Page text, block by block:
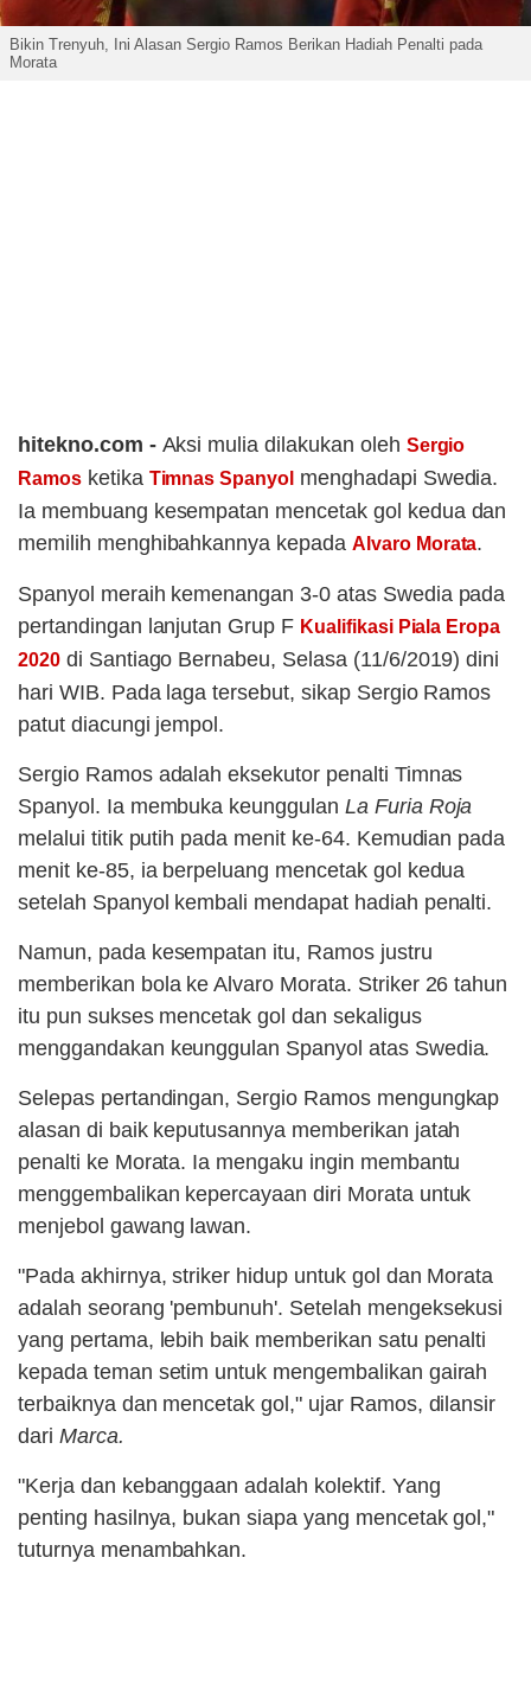
Bikin Trenyuh, Ini Alasan Sergio Ramos Berikan Hadiah Penalti pada
Morata
hitekno.com - Aksi mulia dilakukan oleh Sergio
Ramosketika Timnas Spanyol menghadapi Swedia.
Ia membuang kesempatan mencetak gol kedua dan
memilih menghibahkannya kepada Alvaro Morata.
Spanyol meraih kemenangan 3-0 atas Swedia pada
pertandingan lanjutan Grup F Kualifikasi Piala Eropa
2020di Santiago Bernabeu, Selasa (11/6/2019) dini
hari WIB. Pada laga tersebut, sikap Sergio Ramos
patut diacungi jempol.
Sergio Ramos adalah eksekutor penalti Timnas
Spanyol. Ia membuka keunggulan La Furia Roja
melalui titik putih pada menit ke-64. Kemudian pada
menit ke-85, ia berpeluang mencetak gol kedua
setelah Spanyol kembali mendapat hadiah penalti.
Namun, pada kesempatan itu, Ramos justru
memberikan bola ke Alvaro Morata. Striker 26 tahun
itu pun sukses mencetak gol dan sekaligus
menggandakan keunggulan Spanyol atas Swedia.
Selepas pertandingan, Sergio Ramos mengungkap
alasan di baik keputusannya memberikan jatah
penalti ke Morata. Ia mengaku ingin membantu
menggembalikan kepercayaan diri Morata untuk
menjebol gawang lawan.
"Pada akhirnya, striker hidup untuk gol dan Morata
adalah seorang 'pembunuh'. Setelah mengeksekusi
yang pertama, lebih baik memberikan satu penalti
kepada teman setim untuk mengembalikan gairah
terbaiknya dan mencetak gol," ujar Ramos, dilansir
dari Marca.
"Kerja dan kebanggaan adalah kolektif. Yang
penting hasilnya, bukan siapa yang mencetak gol,"
tuturnya menambahkan.